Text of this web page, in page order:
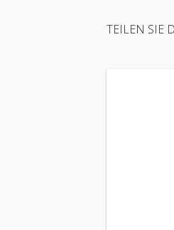
TEILEN SIE